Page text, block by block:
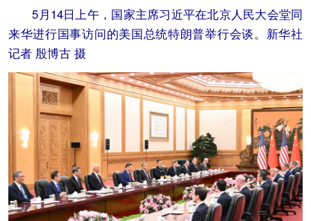
5月14日上午，国家主席习近平在北京人民大会堂同
来华进行国事访问的美国总统特朗普举行会谈。新华社
记者 殷博古 摄